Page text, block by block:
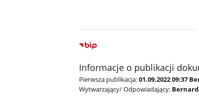
Informacje o publikacji
Pierwsza publikacja:01.09.2022 09:37
Wytwarzający/ Odpowiadający: